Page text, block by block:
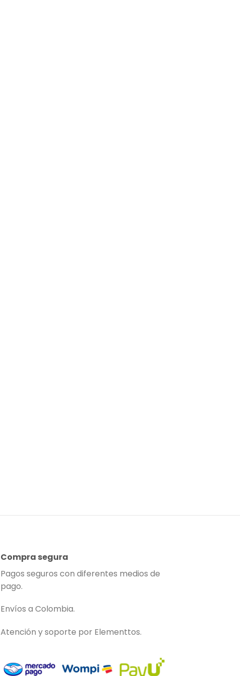
Compra segura
Pagos seguros con diferentes medios de
pago.
Envíos a Colombia.
Atención y soporte por Elementtos.